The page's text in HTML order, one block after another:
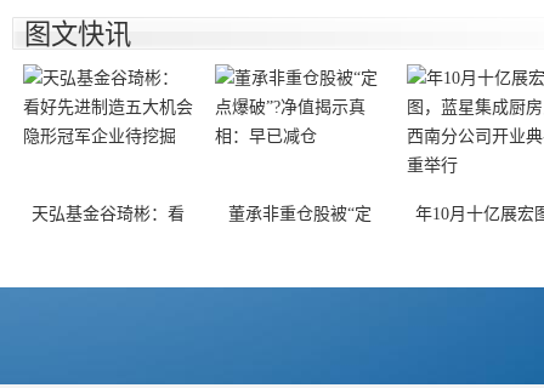
图文快讯
天弘基金谷琦彬：看 董承非重仓股被“定 年10月十亿展宏